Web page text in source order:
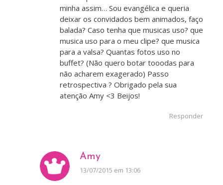
minha assim… Sou evangélica e queria
deixar os convidados bem animados, faço
balada? Caso tenha que musicas uso? que
musica uso para o meu clipe? que musica
para a valsa? Quantas fotos uso no
buffet? (Não quero botar tooodas para
não acharem exagerado) Passo
retrospectiva ? Obrigado pela sua
atenção Amy <3 Beijos!
Responder
Amy
disse:
13/07/2015 em 13:06